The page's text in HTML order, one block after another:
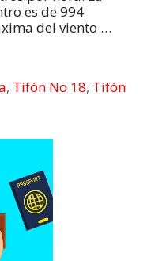
es de 994
del viento …
, Tifón No 18, Tifón